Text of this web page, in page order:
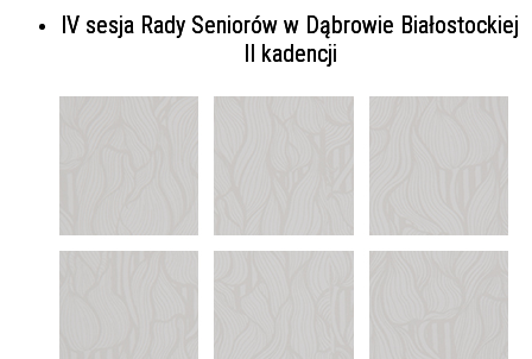
IV sesja Rady Seniorów w Dąbrowie Białostockiej
II kadencji